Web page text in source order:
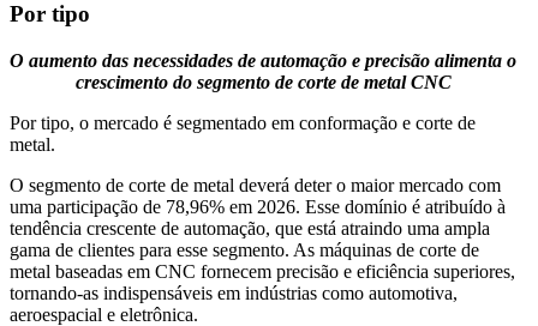
Por tipo
O aumento das necessidades de automação e precisão alimenta o
crescimento do segmento de corte de metal CNC
Por tipo, o mercado é segmentado em conformação e corte de
metal.
O segmento de corte de metal deverá deter o maior mercado com
uma participação de 78,96% em 2026. Esse domínio é atribuído à
tendência crescente de automação, que está atraindo uma ampla
gama de clientes para esse segmento. As máquinas de corte de
metal baseadas em CNC fornecem precisão e eficiência superiores,
tornando-as indispensáveis ​​em indústrias como automotiva,
aeroespacial e eletrônica.